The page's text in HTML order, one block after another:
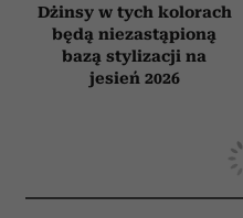
Dżinsy w tych kolorach
będą niezastąpioną
bazą stylizacji na
jesień 2026